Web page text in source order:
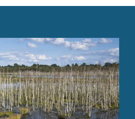
Führungen, Weihnachtsmärkte u.v.m.